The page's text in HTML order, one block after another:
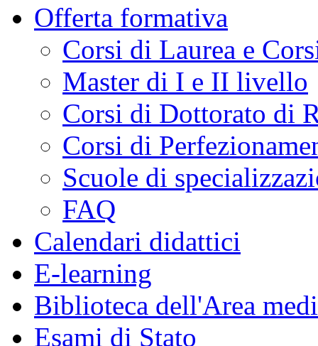
Offerta formativa
Corsi di Laurea e
Master di I e II livello
Corsi di Dottorato di
Corsi di
Scuole di
FAQ
Calendari didattici
E-learning
Biblioteca dell'Area
Esami di Stato